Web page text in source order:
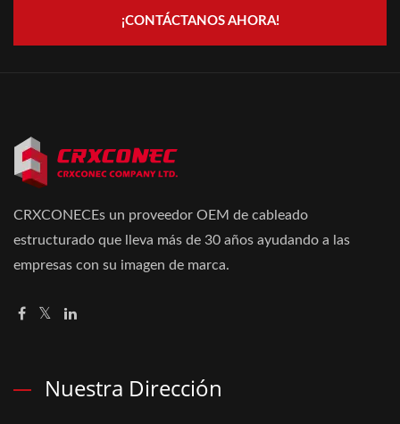
¡CONTÁCTANOS AHORA!
CRXCONECEs un proveedor OEM de cableado
estructurado que lleva más de 30 años ayudando a las
empresas con su imagen de marca.
Nuestra Dirección